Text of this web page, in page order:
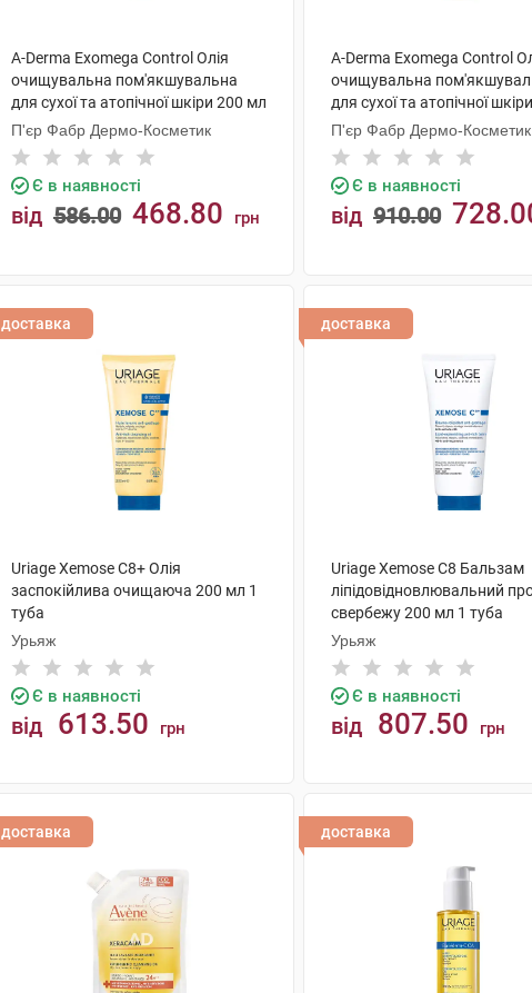
A-Derma Exomega Control Олія
очищувальна пом'якшувальна
для сухої та атопічної шкіри 200 мл
1 флакон
П'єр Фабр Дермо-Косметик
Є в наявності
від 586.00 468.80 грн
A-Derma Exomega Control
очищувальна
для сухої та атопічної
1 флакон
П'єр Фабр Дермо-Косметик
Є в наявності
від 910.00
доставка
Uriage Xemose C8+ Олія
заспокійлива очищаюча 200 мл 1
туба
Урьяж
Є в наявності
від 613.50 грн
доставка
Uriage Xemose C8 Бальзам
ліпідовідновлювальний
свербежу 200 мл 1 туба
Урьяж
Є в наявності
від 807.50 грн
доставка доставка